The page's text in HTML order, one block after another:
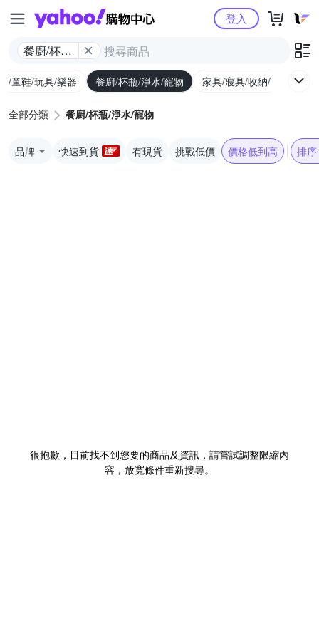
Yahoo購物中心
餐廚/杯瓶/
登入
/童鞋/玩具/樂器 餐廚/杯瓶/淨水/寵物 家具/寢具/收納/修繕
全部分類 餐廚/杯瓶/淨水/寵物
品牌 快速到貨 有現貨 挑戰低價 價格低到高 排序
很抱歉，目前找不到您要的商品及資訊，請嘗試調整限縮內
容，放寬條件重新搜尋。